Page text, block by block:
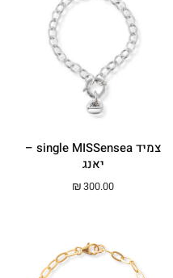
צמיד single MISSensea –
יאנג
₪300.00